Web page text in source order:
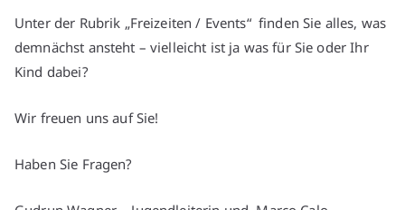
Unter der Rubrik „Freizeiten / Events“ finden Sie alles, was
demnächst ansteht – vielleicht ist ja was für Sie oder Ihr
Kind dabei?
Wir freuen uns auf Sie!
Haben Sie Fragen?